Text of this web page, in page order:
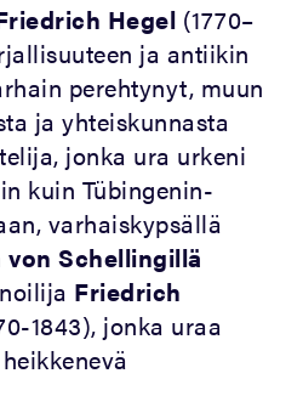
Hegel (1770–
ja antiikin
perehtynyt, muun
ja yhteiskunnasta
jonka ura urkeni
kuin Tübingenin-
varhaiskypsällä
Schellingillä
Friedrich
1843), jonka uraa